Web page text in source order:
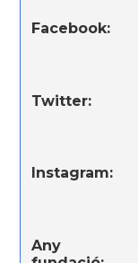
Facebook:
Twitter:
Instagram:
Any